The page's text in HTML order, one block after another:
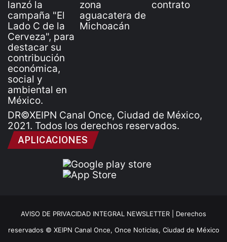
DR©XEIPN Canal Once, Ciudad de México,
2021. Todos los derechos reservados.
APLICACIONES
AVISO DE PRIVACIDAD INTEGRAL NEWSLETTER | Derechos
reservados © XEIPN Canal Once, Once Noticias, Ciudad de México